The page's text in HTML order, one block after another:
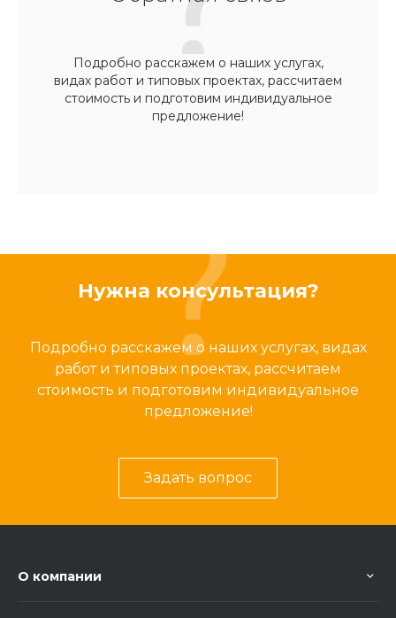
Подробно расскажем о наших услугах,
видах работ и типовых проектах, рассчитаем
стоимость и подготовим индивидуальное
предложение!
Нужна консультация?
Подробно расскажем о наших услугах, видах
работ и типовых проектах, рассчитаем
стоимость и подготовим индивидуальное
предложение!
Задать вопрос
О компании